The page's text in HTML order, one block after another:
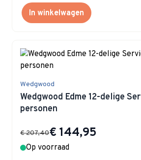
In winkelwagen
Wedgwood
Wedgwood Edme 12-delige
personen
Special Price
€ 144,95
€ 207,40
Op voorraad